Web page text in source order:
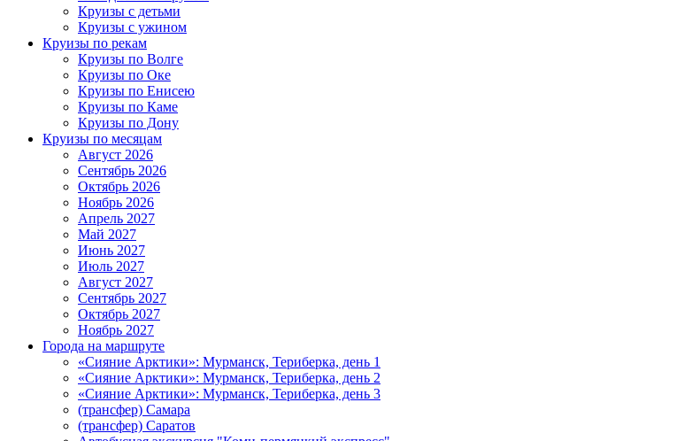
Круизы с детьми
Круизы с ужином
Круизы по рекам
Круизы по Волге
Круизы по Оке
Круизы по Енисею
Круизы по Каме
Круизы по Дону
Круизы по месяцам
Август 2026
Сентябрь 2026
Октябрь 2026
Ноябрь 2026
Апрель 2027
Май 2027
Июнь 2027
Июль 2027
Август 2027
Сентябрь 2027
Октябрь 2027
Ноябрь 2027
Города на маршруте
«Сияние Арктики»: Мурманск, Териберка, день 1
«Сияние Арктики»: Мурманск, Териберка, день 2
«Сияние Арктики»: Мурманск, Териберка, день 3
(трансфер) Самара
(трансфер) Саратов